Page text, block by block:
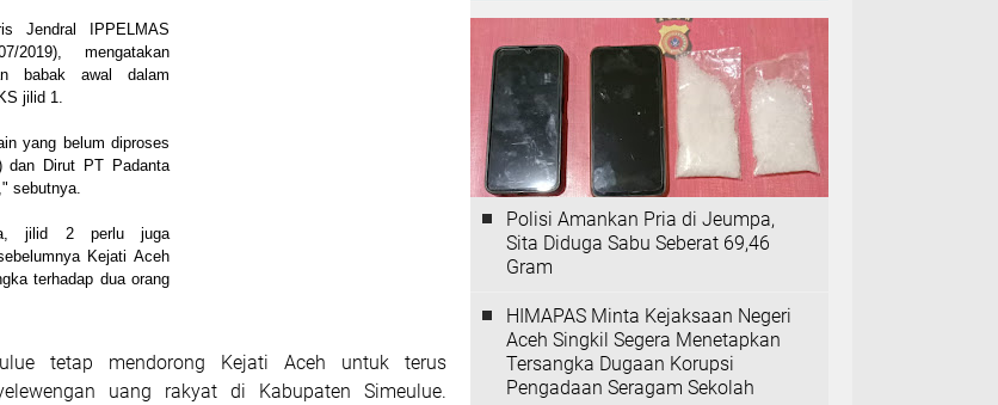
Jendral IPPELMAS
2019), mengatakan
babak awal dalam
jilid 1.
yang belum diproses
dan Dirut PT Padanta
sebutnya.
jilid 2 perlu juga
Kejati Aceh
terhadap dua orang
tetap mendorong Kejati Aceh untuk terus
uang rakyat di Kabupaten Simeulue.
Polisi Amankan Pria di Jeumpa,
Sita Diduga Sabu Seberat 69,46
Gram
HIMAPAS Minta Kejaksaan Negeri
Aceh Singkil Segera Menetapkan
Tersangka Dugaan Korupsi
Pengadaan Seragam Sekolah